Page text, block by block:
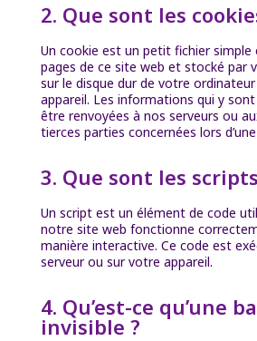
2. Que sont les
Un cookie est un petit fichier simple
pages de ce site web et stocké par
sur le disque dur de votre ordinateur
appareil. Les informations qui y
être renvoyées à nos serveurs ou
tierces parties concernées lors
3. Que sont les
Un script est un élément de code
notre site web fonctionne
manière interactive. Ce code est
serveur ou sur votre appareil.
4. Qu’est-ce qu’une
invisible ?